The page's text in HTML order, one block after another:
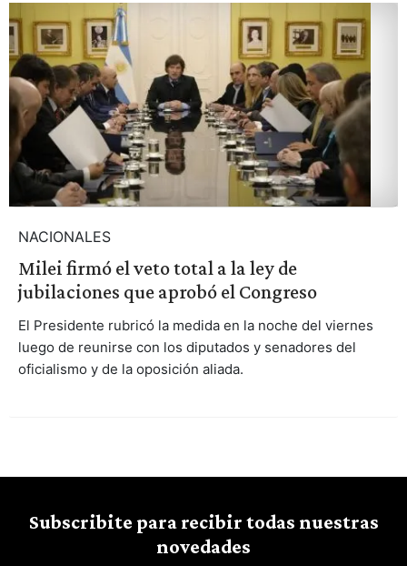
NACIONALES
Milei firmó el veto total a la ley de
jubilaciones que aprobó el Congreso
El Presidente rubricó la medida en la noche del viernes
luego de reunirse con los diputados y senadores del
oficialismo y de la oposición aliada.
Subscribite para recibir todas nuestras
novedades